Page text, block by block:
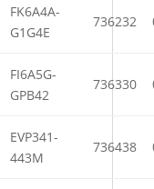
FK6A4A-
G1G4E
736232
FI6A5G-
GPB42
736330
EVP341-
443M
736438